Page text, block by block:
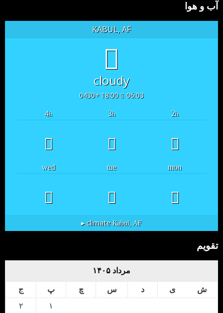
آب و هوا
KABUL, AF
cloudy
06:03
18:00 +0430
2h
3h
4h
mon
tue
wed
Kabul, AF
climate ▸
تقویم
مرداد ۱۴۰۵
ش ی د س چ پ
ج
۱
۲